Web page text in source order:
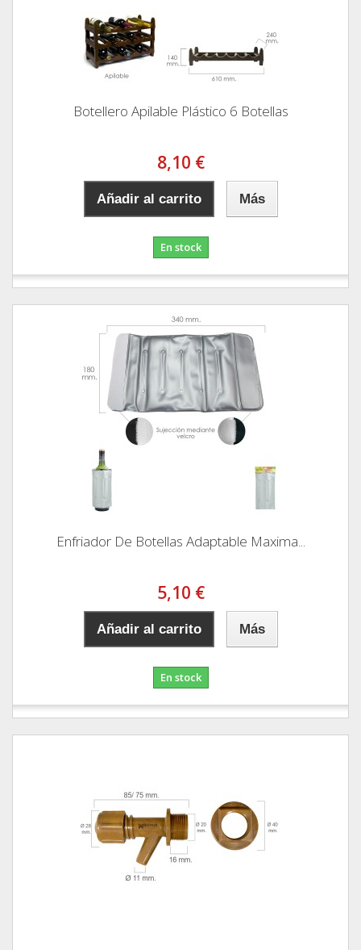
Botellero Apilable Plástico 6 Botellas
8,10 €
Añadir al carrito Más
En stock
Enfriador De Botellas Adaptable Maxima...
5,10 €
Añadir al carrito Más
En stock